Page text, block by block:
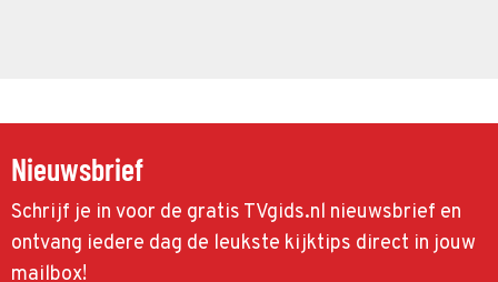
Nieuwsbrief
Schrijf je in voor de gratis TVgids.nl nieuwsbrief en
ontvang iedere dag de leukste kijktips direct in jouw
mailbox!